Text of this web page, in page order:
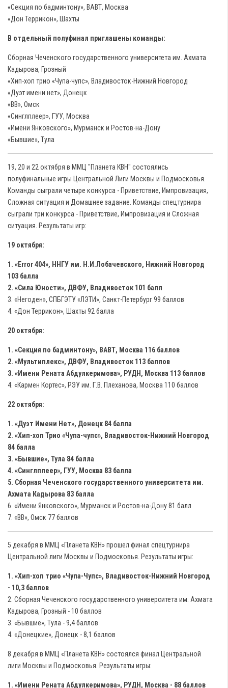
«Секция по бадминтону», ВАВТ, Москва
«Дон Террикон», Шахты
В отдельный полуфинал приглашены команды:
Сборная Чеченского государственного университета им. Ахмата
Кадырова, Грозный
«Хип-хоп трио «Чупа-чупс», Владивосток-Нижний Новгород
«Дуэт имени нет», Донецк
«ВВ», Омск
«Синглплеер», ГУУ, Москва
«Имени Янковского», Мурманск и Ростов-на-Дону
«Бывшие», Тула
19, 20 и 22 октября в ММЦ "Планета КВН" состоялись
полуфинальные игры Центральной Лиги Москвы и Подмосковья.
Команды сыграли четыре конкурса - Приветствие, Импровизация,
Сложная ситуация и Домашнее задание. Команды спецтурнира
сыграли три конкурса - Приветствие, Импровизация и Сложная
ситуация. Результаты игр:
19 октября:
1. «Error 404», ННГУ им. Н.И.Лобачевского, Нижний Новгород
103 балла
2. «Сила Юности», ДВФУ, Владивосток 101 балл
3. «Негоден», СПБГЭТУ «ЛЭТИ», Санкт-Петербург 99 баллов
4. «Дон Террикон», Шахты 92 балла
20 октября:
1. «Секция по бадминтону», ВАВТ, Москва 116 баллов
2. «Мультиплекс», ДВФУ, Владивосток 113 баллов
3. «Имени Рената Абдулкеримова», РУДН, Москва 113 баллов
4. «Кармен Кортес», РЭУ им. Г.В. Плеханова, Москва 110 баллов
22 октября:
1. «Дуэт Имени Нет», Донецк 84 балла
2. «Хип-хоп Трио «Чупа-чупс», Владивосток-Нижний Новгород
84 балла
3. «Бывшие», Тула 84 балла
4. «Синглплеер», ГУУ, Москва 83 балла
5. Сборная Чеченского государственного университета им.
Ахмата Кадырова 83 балла
6. «Имени Янковского», Мурманск и Ростов-на-Дону 81 балл
7. «ВВ», Омск 77 баллов
5 декабря в ММЦ «Планета КВН» прошел финал спецтурнира
Центральной лиги Москвы и Подмосковья. Результаты игры:
1. «Хип-хоп трио «Чупа-Чупс», Владивосток-Нижний Новгород
- 10,3 баллов
2. Сборная Чеченского государственного университета им. Ахмата
Кадырова, Грозный - 10 баллов
3. «Бывшие», Тула - 9,4 баллов
4. «Донецкие», Донецк - 8,1 баллов
8 декабря в ММЦ «Планета КВН» состоялся финал Центральной
лиги Москвы и Подмосковья. Результаты игры:
1. «Имени Рената Абдулкеримова», РУДН, Москва - 88 баллов